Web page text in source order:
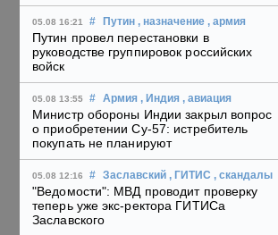
05.08 16:21 # Путин , назначение , армия
Путин провел перестановки в
руководстве группировок российских
войск
05.08 13:55 # Армия , Индия , авиация
Министр обороны Индии закрыл вопрос
о приобретении Су-57: истребитель
покупать не планируют
05.08 12:16 # Заславский , ГИТИС , скандалы
"Ведомости": МВД проводит проверку
теперь уже экс-ректора ГИТИСа
Заславского